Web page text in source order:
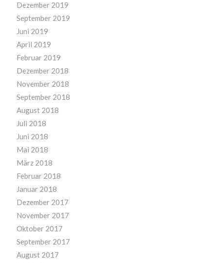
Dezember 2019
September 2019
Juni 2019
April 2019
Februar 2019
Dezember 2018
November 2018
September 2018
August 2018
Juli 2018
Juni 2018
Mai 2018
März 2018
Februar 2018
Januar 2018
Dezember 2017
November 2017
Oktober 2017
September 2017
August 2017